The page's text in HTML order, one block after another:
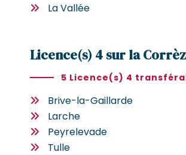
La Vallée
Licence(s) 4 sur la
5 Licence(s) 4
Brive-la-Gaillarde
Larche
Peyrelevade
Tulle